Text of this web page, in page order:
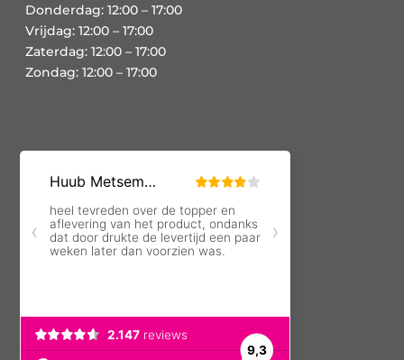
Donderdag: 12:00 – 17:00
Vrijdag: 12:00 – 17:00
Zaterdag: 12:00 – 17:00
Zondag: 12:00 – 17:00